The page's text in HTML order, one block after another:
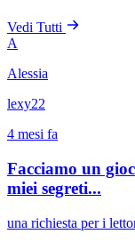
Vedi Tutti
A
Alessia
lexy22
4 mesi fa
Facciamo un
miei segreti...
una richiesta per i